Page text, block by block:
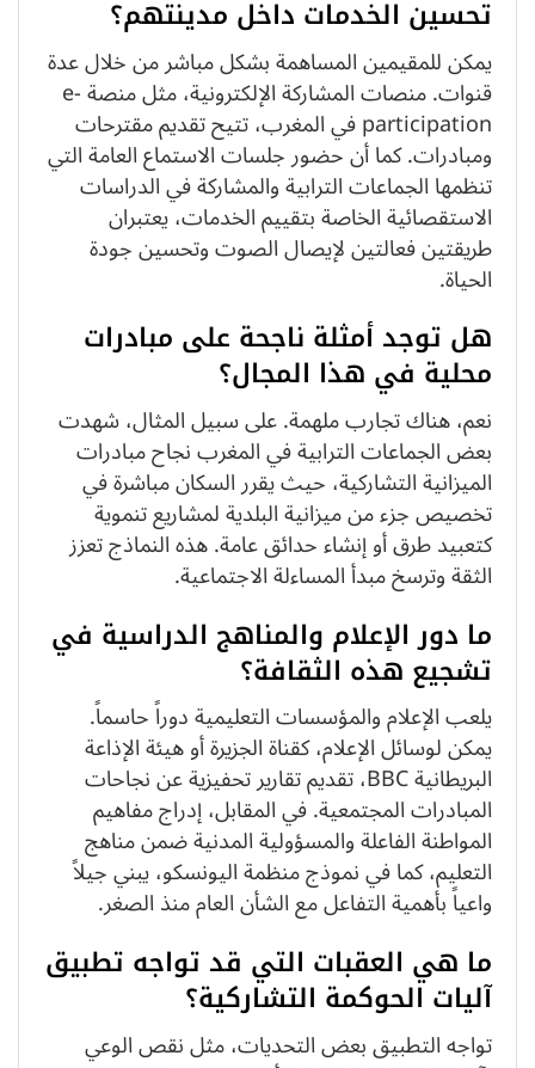
تحسين الخدمات داخل مدينتهم؟
يمكن للمقيمين المساهمة بشكل مباشر من خلال عدة
قنوات. منصات المشاركة الإلكترونية، مثل منصة e-
participation في المغرب، تتيح تقديم مقترحات
ومبادرات. كما أن حضور جلسات الاستماع العامة التي
تنظمها الجماعات الترابية والمشاركة في الدراسات
الاستقصائية الخاصة بتقييم الخدمات، يعتبران
طريقتين فعالتين لإيصال الصوت وتحسين جودة
الحياة.
هل توجد أمثلة ناجحة على مبادرات
محلية في هذا المجال؟
نعم، هناك تجارب ملهمة. على سبيل المثال، شهدت
بعض الجماعات الترابية في المغرب نجاح مبادرات
الميزانية التشاركية، حيث يقرر السكان مباشرة في
تخصيص جزء من ميزانية البلدية لمشاريع تنموية
كتعبيد طرق أو إنشاء حدائق عامة. هذه النماذج تعزز
الثقة وترسخ مبدأ المساءلة الاجتماعية.
ما دور الإعلام والمناهج الدراسية في
تشجيع هذه الثقافة؟
يلعب الإعلام والمؤسسات التعليمية دوراً حاسماً.
يمكن لوسائل الإعلام، كقناة الجزيرة أو هيئة الإذاعة
البريطانية BBC، تقديم تقارير تحفيزية عن نجاحات
المبادرات المجتمعية. في المقابل، إدراج مفاهيم
المواطنة الفاعلة والمسؤولية المدنية ضمن مناهج
التعليم، كما في نموذج منظمة اليونسكو، يبني جيلاً
واعياً بأهمية التفاعل مع الشأن العام منذ الصغر.
ما هي العقبات التي قد تواجه تطبيق
آليات الحوكمة التشاركية؟
تواجه التطبيق بعض التحديات، مثل نقص الوعي